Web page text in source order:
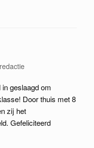
redactie
geslaagd om
Door thuis met 8
zij het
Gefeliciteerd